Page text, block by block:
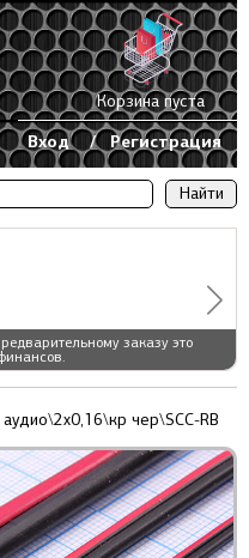
заказу это
Вход / Регистрация
Корзина пуста
чер\SCC-RB